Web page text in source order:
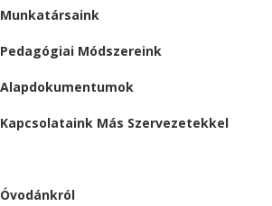
Munkatársaink
Pedagógiai Módszereink
Alapdokumentumok
Kapcsolataink Más Szervezetekkel
Óvodánkról